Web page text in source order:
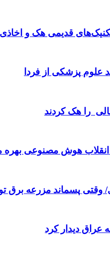
قدیمی هک و اخاذی
علوم پزشکی از فردا
را هک کردند
هوش مصنوعی بهره
وقتی پسماند مزرعه‌ برق
عراق دیدار کرد